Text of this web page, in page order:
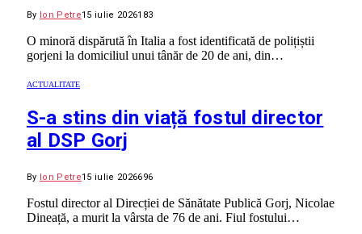
By Ion Petre15 iulie 2026183
O minoră dispărută în Italia a fost identificată de polițiștii
gorjeni la domiciliul unui tânăr de 20 de ani, din…
ACTUALITATE
S-a stins din viață fostul director
al DSP Gorj
By Ion Petre15 iulie 2026696
Fostul director al Direcției de Sănătate Publică Gorj, Nicolae
Dineață, a murit la vârsta de 76 de ani. Fiul fostului…